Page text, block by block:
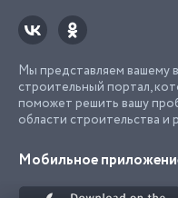
Мы представляем вашему
строительный портал,
поможет решить вашу
области строительства и
Мобильное